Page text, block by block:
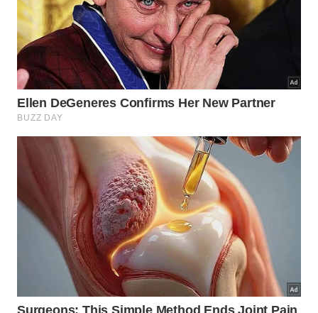
sustentabilidade, desenvolvimento de novos
produtos alimentícios, análises físico-químicas,
rastreabilidade etc,
Engenharia de Controle e Automação (matutino):
40 vagas. Integração de elétrica, mecânica,
eletrônica e computação para automação
industrial, indústria 4.0, gêmeo digital e outros.
Além da infraestrutura acadêmica, os alunos contam
com o Núcleo de Apoio à Carreiras (NAC), que
oferece workshops, orientação profissional, suporte
para estágios e incentivo ao empreendedorismo aos
alunos dos Cursos Técnicos e Graduação.
Calendário
Inscrições: até 09/10/2025, exclusivamente pelo
site
www.vunesp.com.br
. Taxa de inscrição de R$